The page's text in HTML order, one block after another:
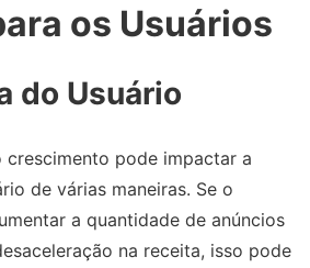
os Usuários
do Usuário
crescimento pode impactar a
de várias maneiras. Se o
a quantidade de anúncios
na receita, isso pode